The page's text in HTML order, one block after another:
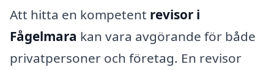
Att hitta en kompetent revisor i
Fågelmara kan vara avgörande för både
privatpersoner och företag. En revisor